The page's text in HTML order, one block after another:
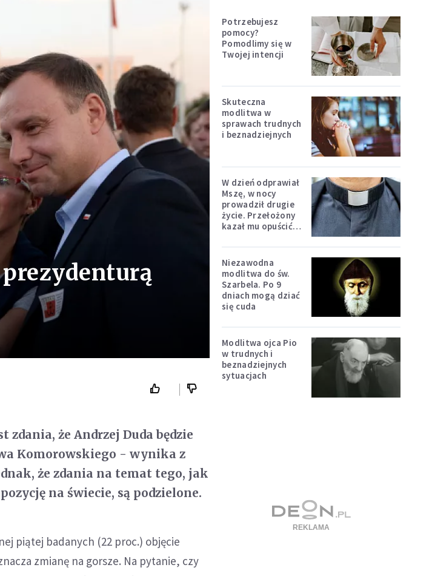
zdania, że Andrzej Duda będzie
Komorowskiego - wynika z
że zdania na temat tego, jak
na świecie, są podzielone.
piątej badanych (22 proc.) objęcie
zmianę na gorsze. Na pytanie, czy
Potrzebujesz
pomocy?
Pomodlimy się w
Twojej intencji
Skuteczna
modlitwa w
sprawach trudnych
i beznadziejnych
W dzień odprawiał
Mszę, w nocy
prowadził drugie
życie. Przełożony
kazał mu opuścić
Niezawodna
modlitwa do św.
Szarbela. Po 9
dniach mogą dziać
się cuda
Modlitwa ojca Pio
w trudnych i
beznadziejnych
sytuacjach